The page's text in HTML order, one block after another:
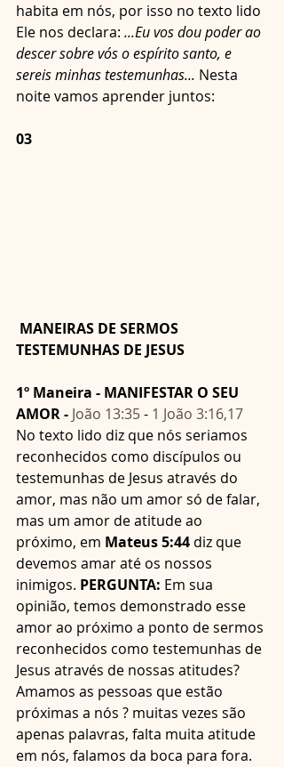
habita em nós, por isso no texto lido
Ele nos declara: ...Eu vos dou poder ao
descer sobre vós o espírito santo, e
sereis minhas testemunhas... Nesta
noite vamos aprender juntos:
03
TESTEMUNHAS DE JESUS
1º Maneira - MANIFESTAR O SEU
AMOR - João 13:35 - 1 João 3:16,17
No texto lido diz que nós seriamos
reconhecidos como discípulos ou
testemunhas de Jesus através do
amor, mas não um amor só de falar,
mas um amor de atitude ao
próximo, em Mateus 5:44 diz que
devemos amar até os nossos
inimigos. PERGUNTA: Em sua
opinião, temos demonstrado esse
amor ao próximo a ponto de sermos
reconhecidos como testemunhas de
Jesus através de nossas atitudes?
Amamos as pessoas que estão
próximas a nós ? muitas vezes são
apenas palavras, falta muita atitude
em nós, falamos da boca para fora.